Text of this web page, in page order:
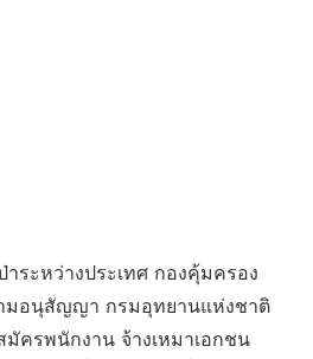
ระหว่างประเทศ กองคุ้มครอง
มอนุสัญญา กรมอุทยานแห่งชาติ
ครพนักงาน จ้างเหมาเอกชน